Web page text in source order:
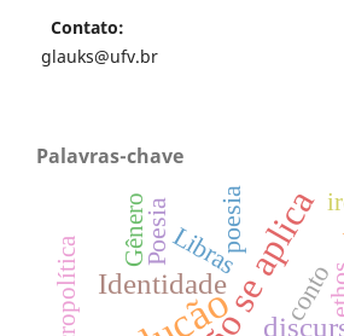
Contato:
glauks@ufv.br
Palavras-chave
não se aplica
Identidade conto
Libras
poesia
Poesia
Necropolítica
Gênero